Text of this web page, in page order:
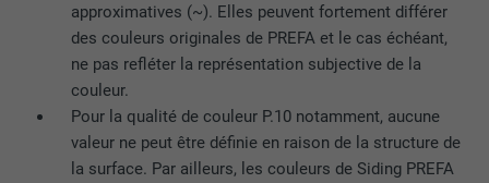
approximatives (~). Elles peuvent fortement différer
des couleurs originales de PREFA et le cas échéant,
ne pas refléter la représentation subjective de la
couleur.
Pour la qualité de couleur P.10 notamment, aucune
valeur ne peut être définie en raison de la structure de
la surface. Par ailleurs, les couleurs de Siding PREFA